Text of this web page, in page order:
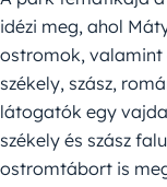
idézi meg, ahol
ostromok, valamint
székely, szász,
látogatók egy
székely és szász
ostromtábort is